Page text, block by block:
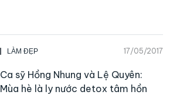
LÀM ĐẸP 17/05/2017
Ca sỹ Hồng Nhung và Lệ Quyên:
Mùa hè là ly nước detox tâm hồn